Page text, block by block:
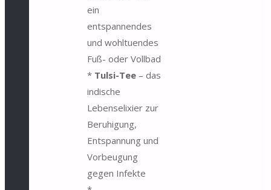
ein
entspannendes
und wohltuendes
Fuß- oder Vollbad
* Tulsi-Tee– das
indische
Lebenselixier zur
Beruhigung,
Entspannung und
Vorbeugung
gegen Infekte